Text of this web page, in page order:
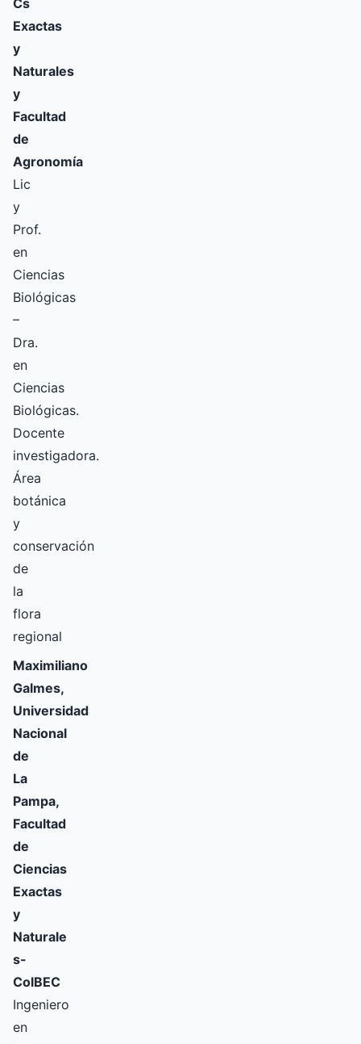
Cs
Exactas
y
Naturales
y
Facultad
de
Agronomía
Lic
y
Prof.
en
Ciencias
Biológicas
–
Dra.
en
Ciencias
Biológicas.
Docente
investigadora.
Área
botánica
y
conservación
de
la
flora
regional
Maximiliano
Galmes,
Universidad
Nacional
de
La
Pampa,
Facultad
de
Ciencias
Exactas
y
Naturale
s-
ColBEC
Ingeniero
en